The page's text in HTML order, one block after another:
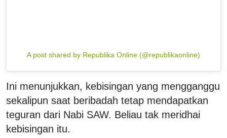
A post shared by Republika Online (@republikaonline)
Ini menunjukkan, kebisingan yang mengganggu
sekalipun saat beribadah tetap mendapatkan
teguran dari Nabi SAW. Beliau tak meridhai
kebisingan itu.